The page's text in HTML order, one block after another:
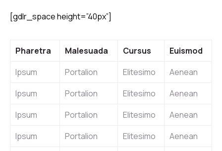
[gdlr_space height=”40px”]
Pharetra Malesuada Cursus
Euismod
Ipsum
Portalion Elitesimo
Aenean
Ipsum
Portalion Elitesimo
Aenean
Ipsum
Portalion Elitesimo
Aenean
Ipsum
Portalion Elitesimo
Aenean